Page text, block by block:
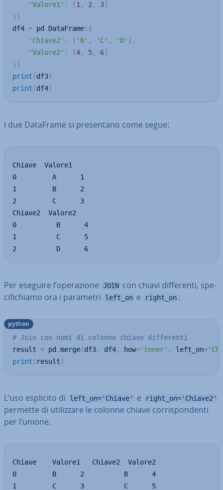
'Valore1' : [1 , 2 , 3]
} )
df4 = pd . DataFrame({
'Chiave2' : [ 'B' , 'C' , 'D' ] ,
'Valore2' : [4, 5, 6]
} )
print (df3)
print (df4)
I due DataFrame si pre­sen­ta­no come segue:
Chiave  Valore1
0         A      1
1         B      2
2         C      3
Chiave2  Valore2
0          B      4
1          C      5
2          D      6
Per eseguire l’ope­ra­zio­ne JOIN con chiavi dif­fe­ren­ti, spe­
ci­fi­chia­mo ora i parametri
left_on e right_on :
# Join con nomi di colonne chiave differenti
result = pd .merge(df3, df4, how='inner' , left_on=
print ( result )
python
L’uso esplicito di left_on='Chiave' e right_on='Chiave2'
permette di uti­liz­za­re le colonne chiave cor­ri­spon­den­ti
per l’unione.
Chiave    Valore1   Chiave2  Valore2
0         B      2          B      4
1         C      3          C      5